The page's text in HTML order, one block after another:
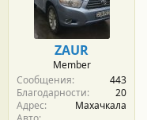
ZAUR
Member
Сообщения
443
Благодарности
20
Адрес
Махачкала